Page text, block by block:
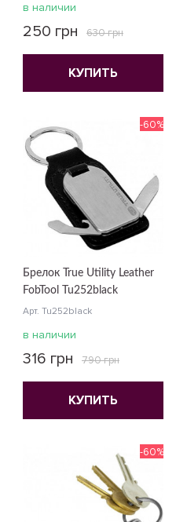
в наличии
250 грн 630 грн
КУПИТЬ
Брелок True Utility Leather
FobTool Tu252black
Арт. Tu252black
-60%
в наличии
316 грн 790 грн
КУПИТЬ
-60%